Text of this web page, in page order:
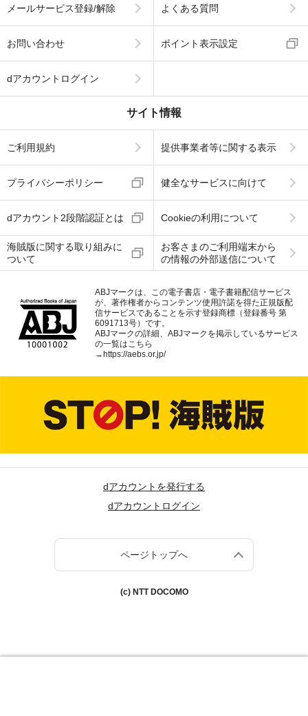
メールサービス登録/解除 よくある質問
お問い合わせ ポイント表示設定
dアカウントログイン
サイト情報
ご利用規約 提供事業者等に関する表示
プライバシーポリシー 健全なサービスに向けて
dアカウント2段階認証とは Cookieの利用について
海賊版に関する取り組みに
ついて
お客さまのご利用端末から
の情報の外部送信について
ABJマークは、この電子書店・電子書籍配信サービス
が、著作権者からコンテンツ使用許諾を得た正規版配
信サービスであることを示す登録商標（登録番号 第
6091713号）です。
ABJマークの詳細、ABJマークを掲示しているサービス
の一覧はこちら
→ https://aebs.or.jp/
dアカウントを発行する
dアカウントログイン
ページトップへ
(c) NTT DOCOMO